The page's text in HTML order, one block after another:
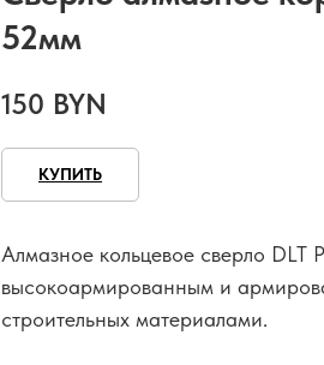
52мм
150 BYN
КУПИТЬ
Алмазное кольцевое сверло DLT
высокоармированным и
строительных материалами.